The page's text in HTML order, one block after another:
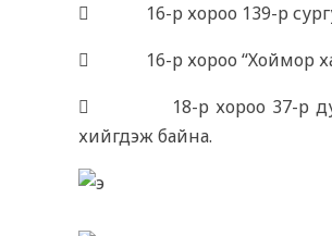
 16-р хороо 139-р
 16-р хороо “Хоймор
 18-р хороо 37-р дугаар
хийгдэж байна.